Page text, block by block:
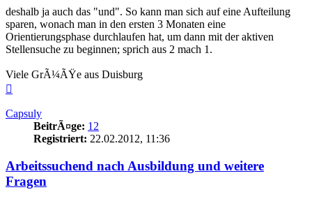
deshalb ja auch das "und". So kann man sich auf eine Aufteilung
sparen, wonach man in den ersten 3 Monaten eine
Orientierungsphase durchlaufen hat, um dann mit der aktiven
Stellensuche zu beginnen; sprich aus 2 mach 1.
Viele GrÃ¼ÃŸe aus Duisburg
Capsuly
BeitrÃ¤ge: 12
Registriert: 22.02.2012, 11:36
Arbeitssuchend nach Ausbildung und weitere
Fragen